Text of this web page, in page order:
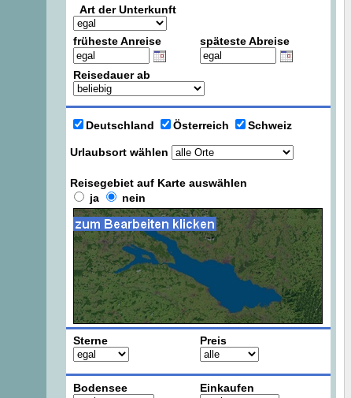
Art der Unterkunft
früheste Anreise späteste Abreise
Reisedauer ab
Urlaubsort wählen
Deutschland Österreich Schweiz
Reisegebiet auf Karte auswählen
ja
nein
Sterne Preis
Bodensee Einkaufen